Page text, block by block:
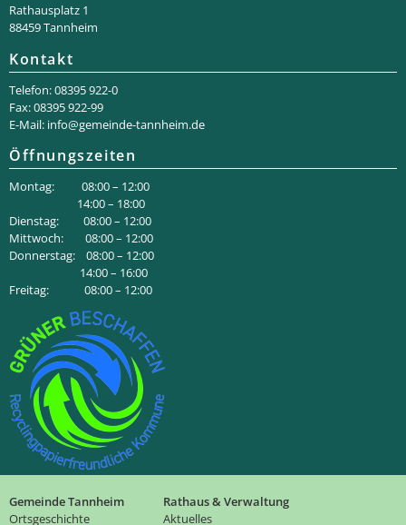
Rathaus­platz 1
88459 Tannheim
Kontakt
Telefon: 08395 922-0
Fax: 08395 922-99
E-Mail: info@gemeinde-tannheim.de
Öffnungszeiten
Montag: 08:00 – 12:00
14:00 – 18:00
Dienstag: 08:00 – 12:00
Mittwoch: 08:00 – 12:00
Donnerstag: 08:00 – 12:00
14:00 – 16:00
Freitag: 08:00 – 12:00
Gemeinde Tannheim
Ortsgeschichte
Rathaus & Verwaltung
Aktuelles